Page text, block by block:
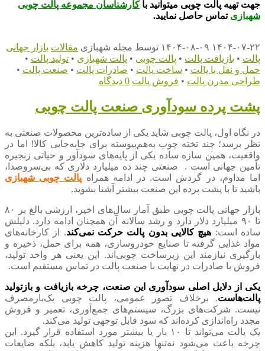
جهت تهیه پالت چوبی میتوانید باکارشناسان مجموعه پالت چوبی
شهبازی تماس حاصل نمایید.
۱۴۰۴-۰۷-۲۲ ۱۴۰۴-۰۸-۰۹ توسط مجله شهبازی مقالات بازار جهانی
پالت • بازیافت پالت • پالت چوبی • پالت شهبازی • تولید پالت •
حمل و نقل با پالت • ساخت پالت • صادرات پالت • صنعت پالت •
طراحی مدرن پالت • فروش پالت 0 دیدگاه
پشت پرده سودآوری صنعت پالت چوبی
در نگاه اول، پالت چوبی شاید یکی از ساده‌ترین محصولات صنعتی به
نظر برسد؛ چند تخته چوب به‌هم‌پیوسته برای جابه‌جایی کالا! اما در
واقعیت، همین سازه ساده یکی از پایه‌های سودآور و حیاتی زنجیره
تأمین جهانی است . صنعتی چند ده میلیارد دلاری که بی‌سروصدا،
اما مداوم، در گردش است. در ادامه همراه پالت چوبی شهبازی
باشید تا با پشت پرده این صنعت بیشتر آشنا بشوید.
بازار جهانی پالت چوبی طبق آمار سال‌های اخیر، ارزشی بالغ بر ۸۰
تا ۹۰ میلیارد دلار دارد و رشد سالانه آن همچنان ادامه دارد. دلیلش
ساده است: هیچ کالایی بدون پالت حرکت نمی‌کند. از کارخانه‌های
مواد غذایی گرفته تا صنایع خودروسازی، همه برای حمل، ذخیره و
بارگیری نیازمند این زیرساخت چوبی‌اند. این یعنی هر واحد تولید،
فروش یا صادرات در نهایت با صنعت پالت در تماس مستقیم است.
یکی از دلایل اصلی سودآوری این صنعت، چرخه بازیافت و بازتولید
پالت‌هاست. برخلاف تصور عمومی، پالت چوبی یک‌بارمصرف
نیست. شرکت‌های بزرگ، سیستم‌های جمع‌آوری، تعمیر و فروش
مجدد راه‌اندازی کرده‌اند که سود قابل توجهی تولید می‌کند.
یک پالت می‌تواند تا ۱۰ بار یا بیشتر مورد استفاده قرار گیرد. این
چرخه باعث می‌شود نه‌تنها هزینه تولید کاهش یابد، بلکه ضایعات